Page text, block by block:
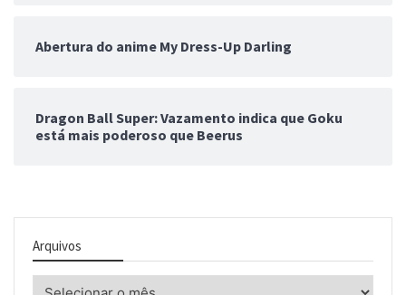
Abertura do anime My Dress-Up Darling
Dragon Ball Super: Vazamento indica que Goku
está mais poderoso que Beerus
Arquivos
Arquivos